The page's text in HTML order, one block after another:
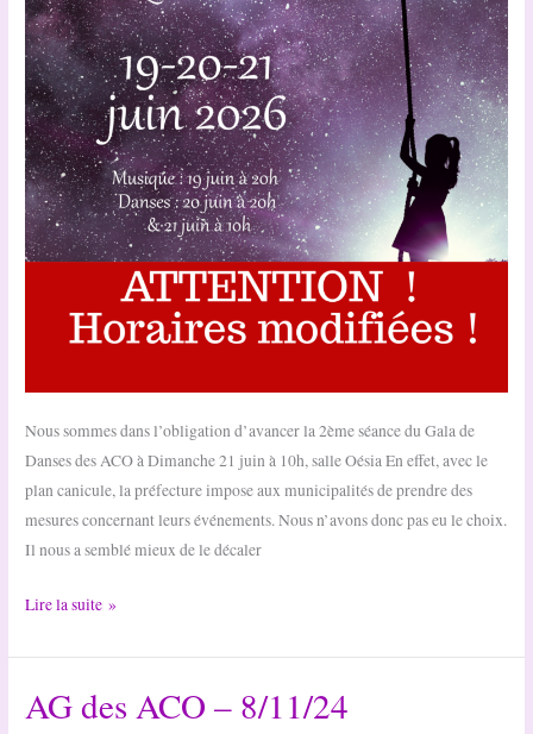
Nous sommes dans l’obligation d’avancer la 2ème séance du Gala de
Danses des ACO à Dimanche 21 juin à 10h, salle Oésia En effet, avec le
plan canicule, la préfecture impose aux municipalités de prendre des
mesures concernant leurs événements. Nous n’avons donc pas eu le choix.
Il nous a semblé mieux de le décaler
IMPORTANT
Infos
modifications
gala
Lire la suite »
AG des ACO – 8/11/24